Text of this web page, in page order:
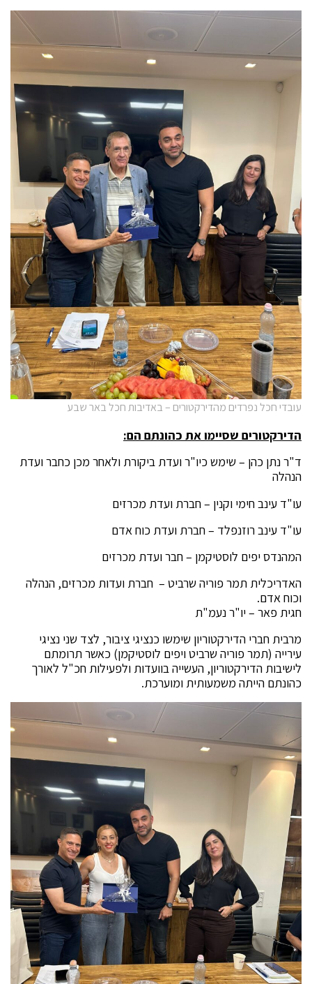
עובדי חכל נפרדים מהדירקטורים – באדיבות חכל באר שבע
הדירקטורים שסיימו את כהונתם הם:
ד"ר נתן כהן – שימש כיו"ר ועדת ביקורת ולאחר מכן כחבר ועדת
הנהלה
עו"ד עינב חימי וקנין – חברת ועדת מכרזים
עו"ד עינב רוזנפלד – חברת ועדת כוח אדם
המהנדס יפים לוסטיקמן – חבר ועדת מכרזים
האדריכלית תמר פוריה שרביט – חברת ועדות מכרזים, הנהלה
וכוח אדם.
חגית פאר – יו"ר נעמ"ת
מרבית חברי הדירקטוריון שימשו כנציגי ציבור, לצד שני נציגי
עירייה (תמר פוריה שרביט ויפים לוסטיקמן) כאשר תרומתם
לישיבות הדירקטוריון, העשייה בוועדות ולפעילות חכ"ל לאורך
כהונתם הייתה משמעותית ומוערכת.